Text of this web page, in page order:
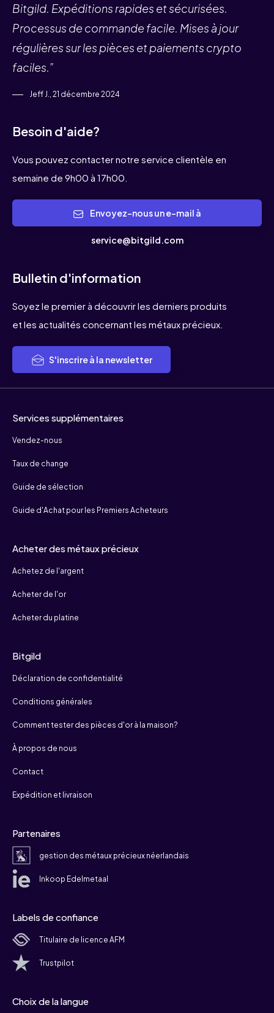
Bitgild. Expéditions rapides et sécurisées.
Processus de commande facile. Mises à jour
régulières sur les pièces et paiements crypto
faciles.”
Jeff J., 21 décembre 2024
Besoin d'aide?
Vous pouvez contacter notre service clientèle en
semaine de 9h00 à 17h00.
service@bitgild.com
Bulletin d'information
Soyez le premier à découvrir les derniers produits
et les actualités concernant les métaux précieux.
S'inscrire à la newsletter
Services supplémentaires
Vendez-nous
Taux de change
Guide de sélection
Guide d'Achat pour les Premiers Acheteurs
Acheter des métaux précieux
Achetez de l'argent
Acheter de l'or
Acheter du platine
Bitgild
Déclaration de confidentialité
Conditions générales
Comment tester des pièces d'or à la maison?
À propos de nous
Contact
Expédition et livraison
Partenaires
gestion des métaux précieux néerlandais
Inkoop Edelmetaal
Labels de confiance
Titulaire de licence AFM
Trustpilot
Choix de la langue